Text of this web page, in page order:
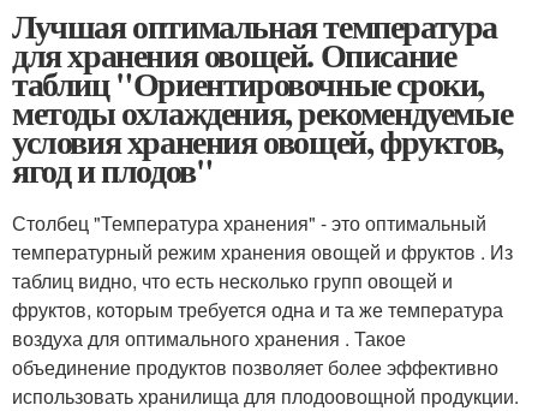
Лучшая оптимальная температура
для хранения овощей. Описание
таблиц "Ориентировочные сроки,
методы охлаждения, рекомендуемые
условия хранения овощей, фруктов,
ягод и плодов"
Столбец "Температура хранения" - это оптимальный
температурный режим хранения овощей и фруктов . Из
таблиц видно, что есть несколько групп овощей и
фруктов, которым требуется одна и та же температура
воздуха для оптимального хранения . Такое
объединение продуктов позволяет более эффективно
использовать хранилища для плодоовощной продукции.